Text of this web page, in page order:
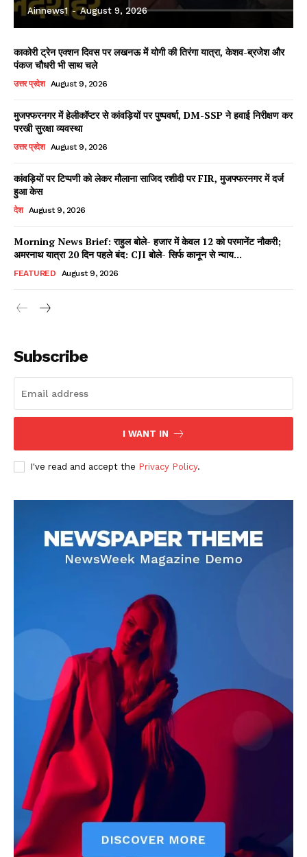
Facebook
X WhatsApp
Read Latest News on AIN
DOWNLOAD NOW
AIN NEWS 1
Contact Us
About Us
Privacy Policy
Terms of Use Agreement
Facebook
X WhatsApp
Share
Ainnews1 - August 9, 2026
काकोरी ट्रेन एक्शन दिवस पर लखनऊ में योगी की तिरंगा यात्रा, केशव-ब्रजेश और
पंकज चौधरी भी साथ चले
उत्तर प्रदेश August 9, 2026
मुजफ्फरनगर में हेलीकॉप्टर से कांवड़ियों पर पुष्पवर्षा, DM-SSP ने हवाई निरीक्षण कर
परखी सुरक्षा व्यवस्था
उत्तर प्रदेश August 9, 2026
कांवड़ियों पर टिप्पणी को लेकर मौलाना साजिद रशीदी पर FIR, मुजफ्फरनगर में दर्ज
हुआ केस
देश August 9, 2026
Morning News Brief: राहुल बोले- हजार में केवल 12 को परमानेंट नौकरी;
अमरनाथ यात्रा 20 दिन पहले बंद: CJI बोले- सिर्फ कानून से न्याय...
FEATURED August 9, 2026
Subscribe
I WANT IN
I've read and accept the Privacy Policy.